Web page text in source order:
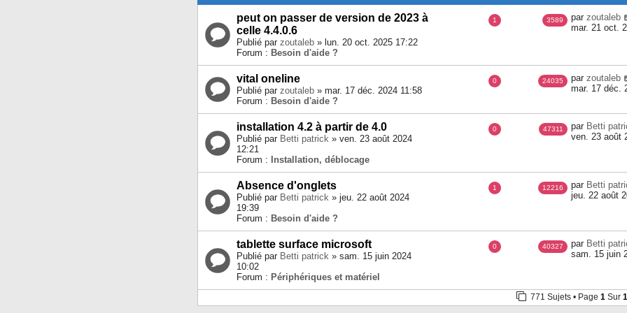
peut on passer de version de 2023 à
celle 4.4.0.6
Publié par zoutaleb » lun. 20 oct. 2025 17:22
Forum : Besoin d'aide ?
1 3589 par zoutaleb
mar. 21 oct.
vital oneline
Publié par zoutaleb » mar. 17 déc. 2024 11:58
Forum : Besoin d'aide ?
0 24035 par zoutaleb
mar. 17 déc.
installation 4.2 à partir de 4.0
Publié par Betti patrick » ven. 23 août 2024
12:21
Forum :
Installation, déblocage
0 47311 par Betti
ven. 23 août
Absence d'onglets
Publié par Betti patrick » jeu. 22 août 2024
19:39
Forum : Besoin d'aide ?
1 12216 par Betti
jeu. 22 août
tablette surface microsoft
Publié par Betti patrick » sam. 15 juin 2024
10:02
Forum : Périphériques et matériel
0 40327 par Betti
sam. 15 juin
771 Sujets • Page 1 Sur